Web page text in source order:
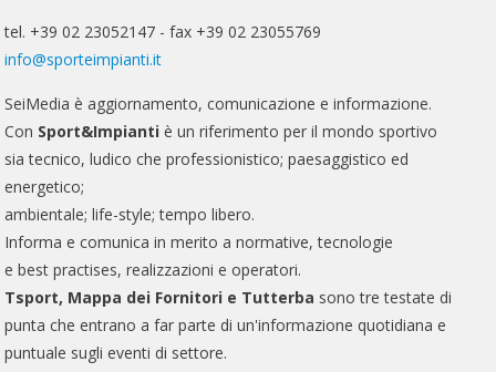
tel. +39 02 23052147 - fax +39 02 23055769
info@sporteimpianti.it
SeiMedia è aggiornamento, comunicazione e informazione.
Con Sport&Impianti è un riferimento per il mondo sportivo
sia tecnico, ludico che professionistico; paesaggistico ed
energetico;
ambientale; life-style; tempo libero.
Informa e comunica in merito a normative, tecnologie
e best practises, realizzazioni e operatori.
Tsport, Mappa dei Fornitori e Tutterba sono tre testate di
punta che entrano a far parte di un'informazione quotidiana e
puntuale sugli eventi di settore.